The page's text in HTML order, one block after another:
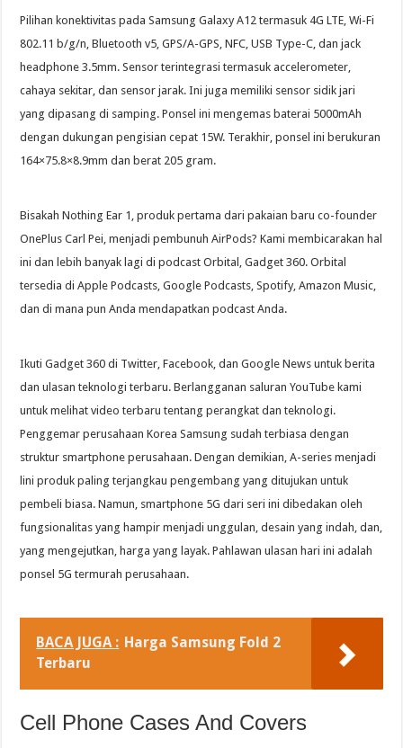
Pilihan konektivitas pada Samsung Galaxy A12 termasuk 4G LTE, Wi-Fi
802.11 b/g/n, Bluetooth v5, GPS/A-GPS, NFC, USB Type-C, dan jack
headphone 3.5mm. Sensor terintegrasi termasuk accelerometer,
cahaya sekitar, dan sensor jarak. Ini juga memiliki sensor sidik jari
yang dipasang di samping. Ponsel ini mengemas baterai 5000mAh
dengan dukungan pengisian cepat 15W. Terakhir, ponsel ini berukuran
164×75.8×8.9mm dan berat 205 gram.
Bisakah Nothing Ear 1, produk pertama dari pakaian baru co-founder
OnePlus Carl Pei, menjadi pembunuh AirPods? Kami membicarakan hal
ini dan lebih banyak lagi di podcast Orbital, Gadget 360. Orbital
tersedia di Apple Podcasts, Google Podcasts, Spotify, Amazon Music,
dan di mana pun Anda mendapatkan podcast Anda.
Ikuti Gadget 360 di Twitter, Facebook, dan Google News untuk berita
dan ulasan teknologi terbaru. Berlangganan saluran YouTube kami
untuk melihat video terbaru tentang perangkat dan teknologi.
Penggemar perusahaan Korea Samsung sudah terbiasa dengan
struktur smartphone perusahaan. Dengan demikian, A-series menjadi
lini produk paling terjangkau pengembang yang ditujukan untuk
pembeli biasa. Namun, smartphone 5G dari seri ini dibedakan oleh
fungsionalitas yang hampir menjadi unggulan, desain yang indah, dan,
yang mengejutkan, harga yang layak. Pahlawan ulasan hari ini adalah
ponsel 5G termurah perusahaan.
BACA JUGA : Harga Samsung Fold 2
Terbaru
Cell Phone Cases And Covers